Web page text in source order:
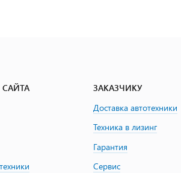
ЗАКАЗЧИКУ
Доставка автотехники
Техника в лизинг
Гарантия
Сервис